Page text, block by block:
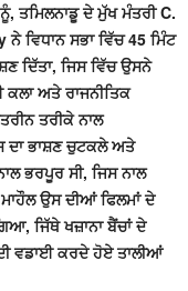
ਤਮਿਲਨਾਡੂ ਦੇ ਮੁੱਖ ਮੰਤਰੀ C.
ਵਿਧਾਨ ਸਭਾ ਵਿੱਚ 45 ਮਿੰਟ
ਦਿੱਤਾ, ਜਿਸ ਵਿੱਚ ਉਸਨੇ
ਅਤੇ ਰਾਜਨੀਤਿਕ
ਤਰੀਕੇ ਨਾਲ
ਭਾਸ਼ਣ ਚੁਟਕਲੇ ਅਤੇ
ਭਰਪੂਰ ਸੀ, ਜਿਸ ਨਾਲ
ਮਾਹੌਲ ਉਸ ਦੀਆਂ ਫਿਲਮਾਂ ਦੇ
ਜਿੱਥੇ ਖਜ਼ਾਨਾ ਬੈਂਚਾਂ ਦੇ
ਵਡਾਈ ਕਰਦੇ ਹੋਏ ਤਾਲੀਆਂ